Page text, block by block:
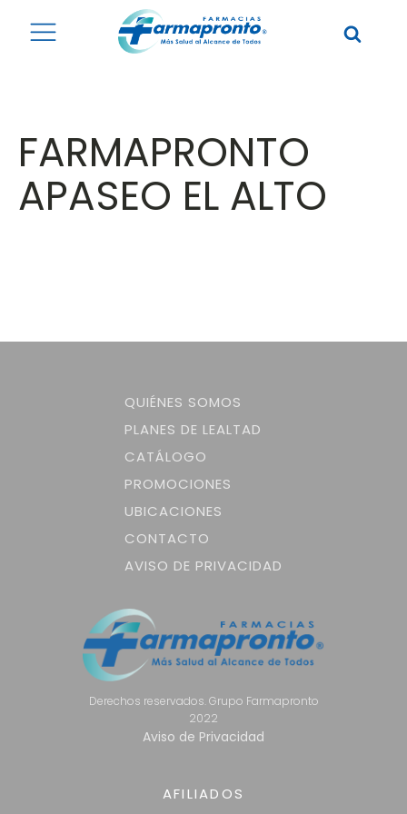
FARMAPRONTO
APASEO EL ALTO
QUIÉNES SOMOS
PLANES DE LEALTAD
CATÁLOGO
PROMOCIONES
UBICACIONES
CONTACTO
AVISO DE PRIVACIDAD
Derechos reservados. Grupo Farmapronto
2022
Aviso de Privacidad
AFILIADOS